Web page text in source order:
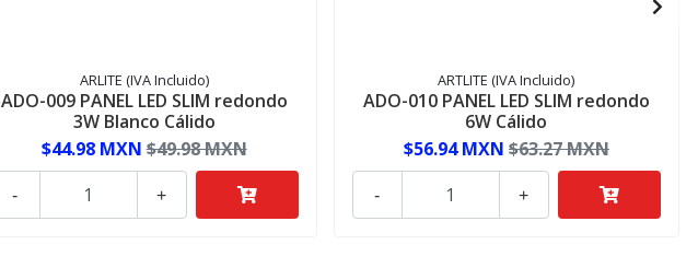
ARLITE (IVA Incluido)
ADO-009 PANEL LED SLIM redondo
3W Blanco Cálido
$44.98 MXN $49.98 MXN
+
-
ARTLITE (IVA Incluido)
ADO-010 PANEL LED SLIM redondo
6W Cálido
$56.94 MXN $63.27 MXN
+
-